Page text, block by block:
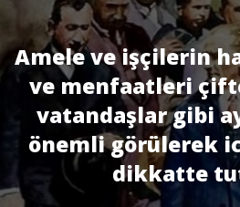
Amele ve işçilerin
ve menfaatleri
vatandaşlar gibi
önemli görülerek
dikkatte